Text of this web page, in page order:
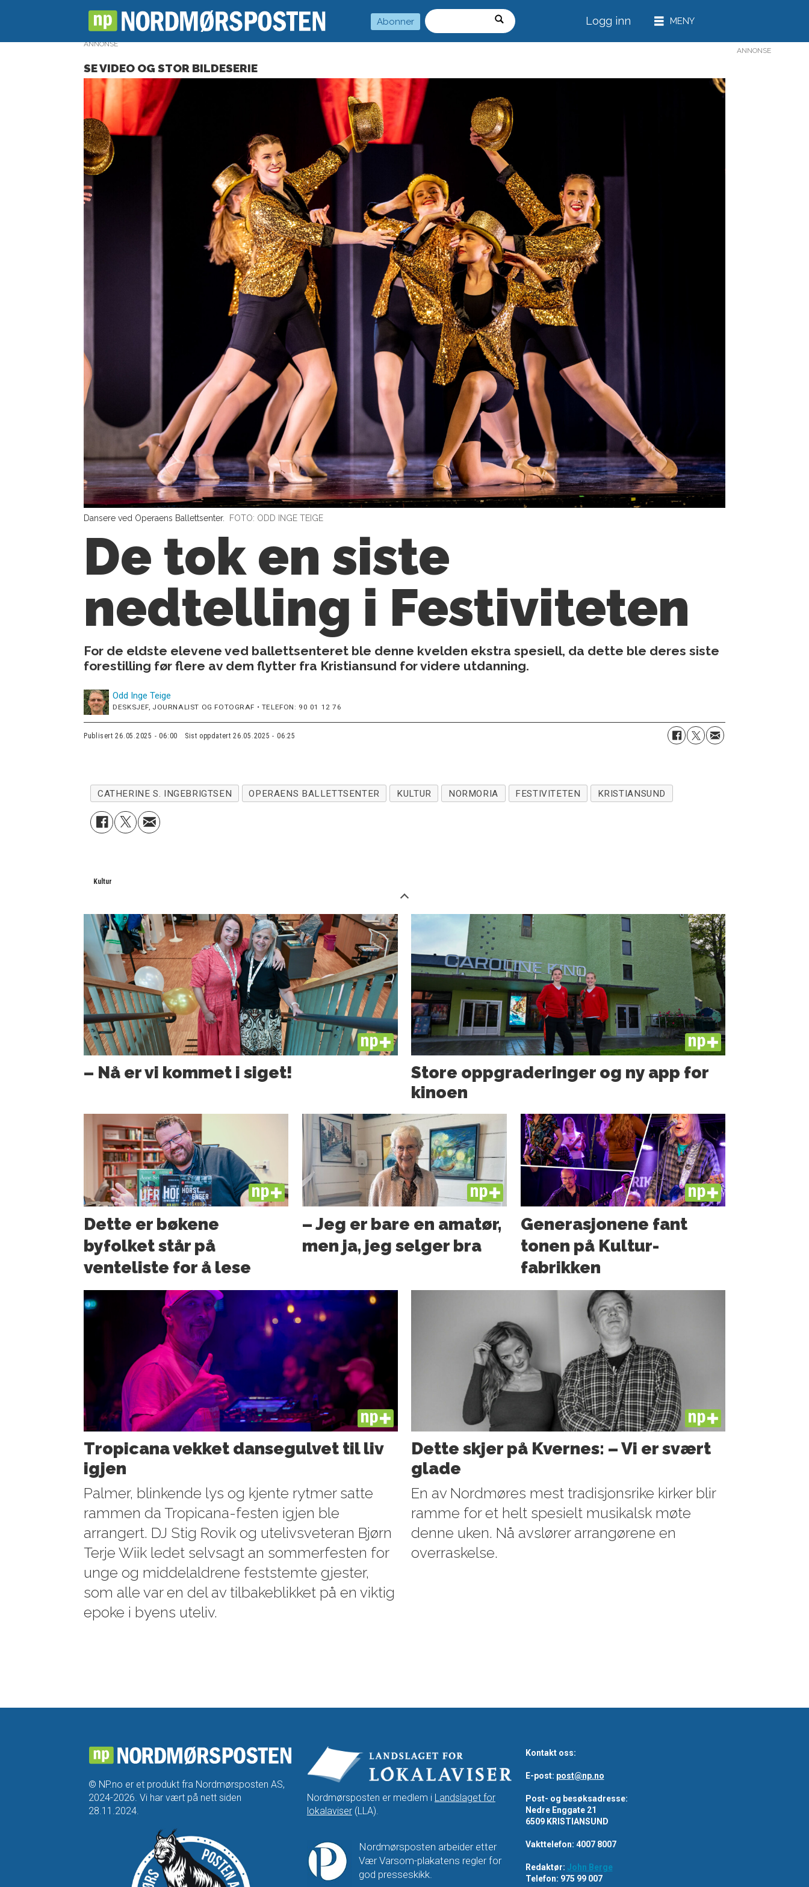
Abonner
Søk
Logg inn
ANNONSE
SE VIDEO OG STOR BILDESERIE
Dansere ved Operaens Ballettsenter. FOTO: ODD INGE TEIGE
De tok en siste
nedtelling i Festiviteten
For de eldste elevene ved ballettsenteret ble denne kvelden ekstra spesiell, da dette ble deres siste
forestilling før flere av dem flytter fra Kristiansund for videre utdanning.
Odd Inge Teige
DESKSJEF, JOURNALIST OG FOTOGRAF • TELEFON: 90 01 12 76
Publisert 26.05.2025 - 06:00 Sist oppdatert 26.05.2025 - 06:25
CATHERINE S. INGEBRIGTSEN OPERAENS BALLETTSENTER KULTUR NORMORIA FESTIVITETEN KRISTIANSUND
Kultur
PLUS
– Nå er vi kommet i siget!
PLUS
Store oppgraderinger og ny app for
kinoen
PLUS
Dette er bøkene
byfolket står på
venteliste for å lese
PLUS
– Jeg er bare en amatør,
men ja, jeg selger bra
PLUS
Generasjonene fant
tonen på Kultur­
fabrikken
PLUS
Tropicana vekket dansegulvet til liv
igjen
Palmer, blinkende lys og kjente rytmer satte
rammen da Tropicana-festen igjen ble
arrangert. DJ Stig Rovik og utelivsveteran Bjørn
Terje Wiik ledet selvsagt an sommerfesten for
unge og middelaldrene feststemte gjester,
som alle var en del av tilbakeblikket på en viktig
epoke i byens uteliv.
PLUS
Dette skjer på Kvernes: – Vi er svært
glade
En av Nordmøres mest tradisjonsrike kirker blir
ramme for et helt spesielt musikalsk møte
denne uken. Nå avslører arrangørene en
overraskelse.
ANNONSE
© NP.no er et produkt fra Nordmørsposten AS,
2024-2026. Vi har vært på nett siden
28.11.2024.
Nordmørsposten er medlem i Landslaget for
lokalaviser(LLA).
Nordmørsposten arbeider etter
Vær Varsom-plakatens regler for
god presseskikk.
Kontakt oss:
E-post: post@np.no
Post- og besøksadresse:
Nedre Enggate 21
6509 KRISTIANSUND
Vakttelefon: 4007 8007
Redaktør: John Berge
Telefon: 975 99 007